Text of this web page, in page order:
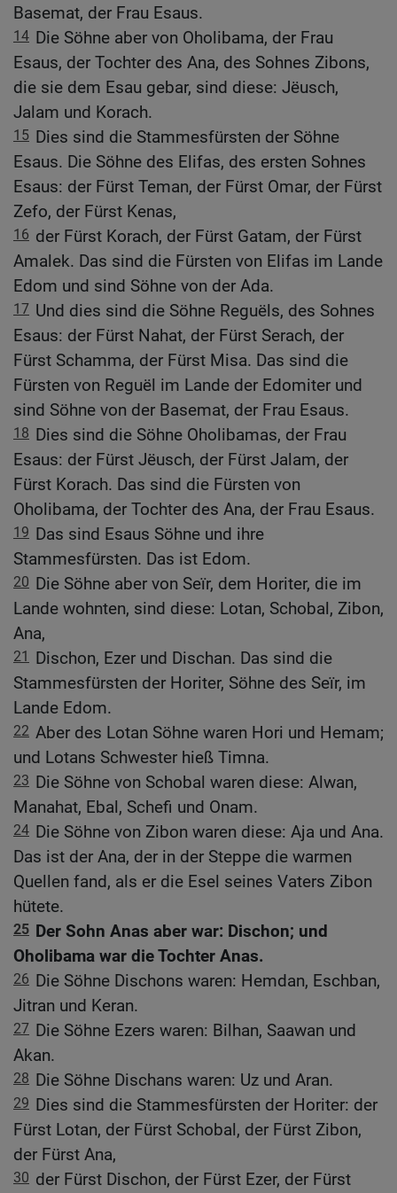
Basemat, der Frau Esaus.
14 Die Söhne aber von Oholibama, der Frau
Esaus, der Tochter des Ana, des Sohnes Zibons,
die sie dem Esau gebar, sind diese: Jëusch,
Jalam und Korach.
15 Dies sind die Stammesfürsten der Söhne
Esaus. Die Söhne des Elifas, des ersten Sohnes
Esaus: der Fürst Teman, der Fürst Omar, der Fürst
Zefo, der Fürst Kenas,
16 der Fürst Korach, der Fürst Gatam, der Fürst
Amalek. Das sind die Fürsten von Elifas im Lande
Edom und sind Söhne von der Ada.
17 Und dies sind die Söhne Reguëls, des Sohnes
Esaus: der Fürst Nahat, der Fürst Serach, der
Fürst Schamma, der Fürst Misa. Das sind die
Fürsten von Reguël im Lande der Edomiter und
sind Söhne von der Basemat, der Frau Esaus.
18 Dies sind die Söhne Oholibamas, der Frau
Esaus: der Fürst Jëusch, der Fürst Jalam, der
Fürst Korach. Das sind die Fürsten von
Oholibama, der Tochter des Ana, der Frau Esaus.
19 Das sind Esaus Söhne und ihre
Stammesfürsten. Das ist Edom.
20 Die Söhne aber von Seïr, dem Horiter, die im
Lande wohnten, sind diese: Lotan, Schobal, Zibon,
Ana,
21
Dischon, Ezer und Dischan. Das sind die
Stammesfürsten der Horiter, Söhne des Seïr, im
Lande Edom.
22 Aber des Lotan Söhne waren Hori und Hemam;
und Lotans Schwester hieß Timna.
23 Die Söhne von Schobal waren diese: Alwan,
Manahat, Ebal, Schefi und Onam.
24 Die Söhne von Zibon waren diese: Aja und Ana.
Das ist der Ana, der in der Steppe die warmen
Quellen fand, als er die Esel seines Vaters Zibon
hütete.
25 Der Sohn Anas aber war: Dischon; und
Oholibama war die Tochter Anas.
26 Die Söhne Dischons waren: Hemdan, Eschban,
Jitran und Keran.
27 Die Söhne Ezers waren: Bilhan, Saawan und
Akan.
28 Die Söhne Dischans waren: Uz und Aran.
29 Dies sind die Stammesfürsten der Horiter: der
Fürst Lotan, der Fürst Schobal, der Fürst Zibon,
der Fürst Ana,
30 der Fürst Dischon, der Fürst Ezer, der Fürst